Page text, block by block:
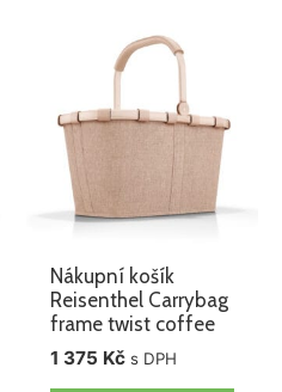
Nákupní košík
Reisenthel Carrybag
frame twist coffee
1 375 Kč s DPH